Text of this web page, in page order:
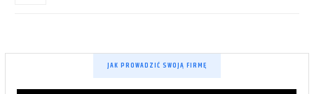
JAK PROWADZIĆ SWOJĄ FIRMĘ